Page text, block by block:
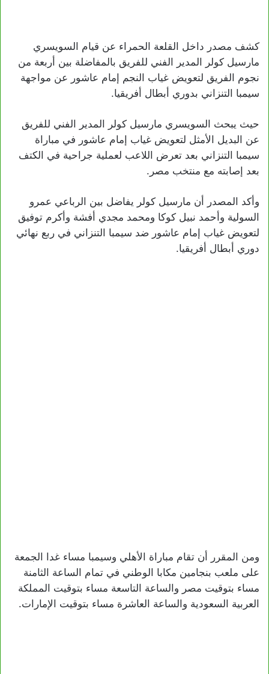
كشف مصدر داخل القلعة الحمراء عن قيام السويسري
مارسيل كولر المدير الفني للفريق بالمفاضلة بين أربعة من
نجوم الفريق لتعويض غياب النجم إمام عاشور عن مواجهة
سيمبا التنزاني بدوري أبطال أفريقيا.
حيث يبحث السويسري مارسيل كولر المدير الفني للفريق
عن البديل الأمثل لتعويض غياب إمام عاشور في مباراة
سيمبا التنزاني بعد تعرض اللاعب لعملية جراحية في الكتف
بعد إصابته مع منتخب مصر.
وأكد المصدر أن مارسيل كولر يفاضل بين الرباعي عمرو
السولية وأحمد نبيل كوكا ومحمد مجدي أفشة وأكرم توفيق
لتعويض غياب إمام عاشور ضد سيمبا التنزاني في ربع نهائي
دوري أبطال أفريقيا.
ومن المقرر أن تقام مباراة الأهلي وسيمبا مساء غدا الجمعة
على ملعب بنجامين مكابا الوطني في تمام الساعة الثامنة
مساء بتوقيت مصر والساعة التاسعة مساء بتوقيت المملكة
العربية السعودية والساعة العاشرة مساء بتوقيت الإمارات.